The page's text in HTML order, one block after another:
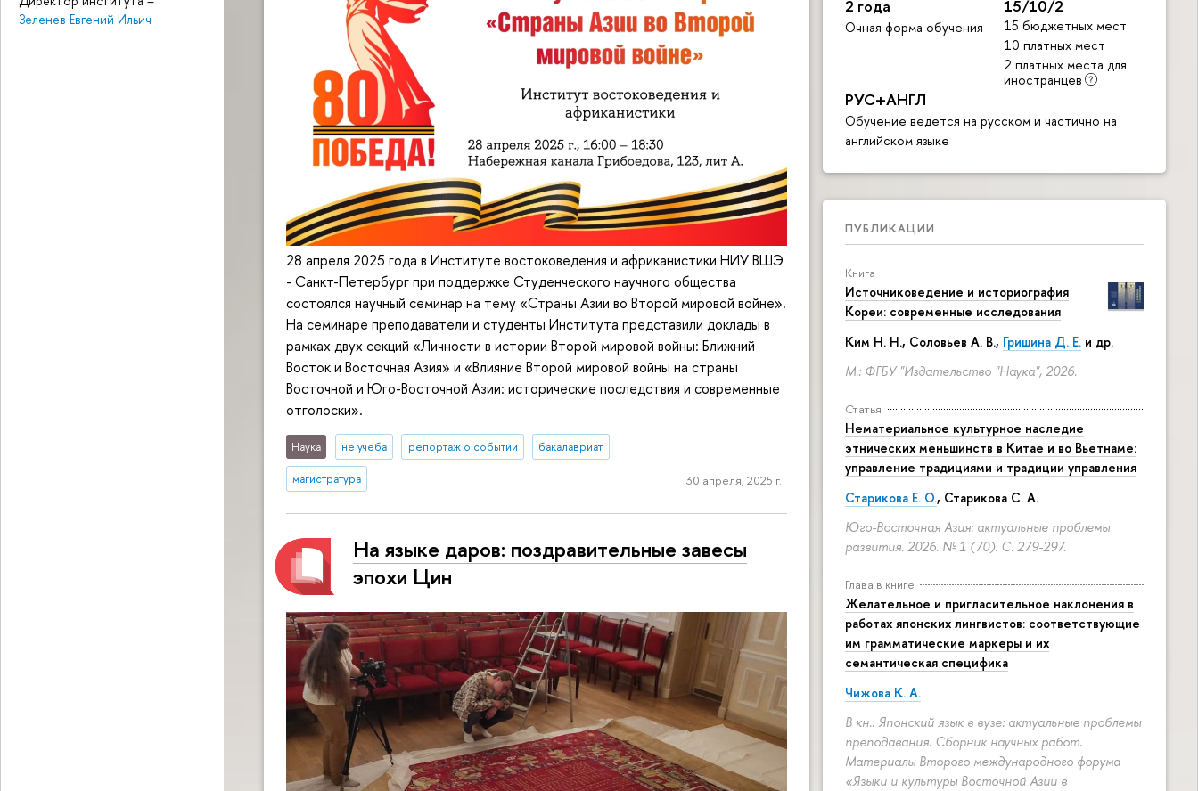
Зеленев Евгений Ильич
2 года
Очная форма обучения
15/10/2
15 бюджетных мест
10 платных мест
2 платных места для
иностранцев
РУС+АНГЛ
Обучение ведется на русском и частично на
английском языке
ПУБЛИКАЦИИ
Книга
Источниковедение и историография
Кореи: современные исследования
Ким Н. Н., Соловьев А. В., Гришина Д. Е. и др.
М.: ФГБУ "Издательство "Наука", 2026.
Статья
Нематериальное культурное наследие
этнических меньшинств в Китае и во Вьетнаме:
управление традициями и традиции управления
Старикова Е. О., Старикова С. А.
Юго-Восточная Азия: актуальные проблемы
развития. 2026. № 1 (70). С. 279-297.
Глава в книге
Желательное и пригласительное наклонения в
работах японских лингвистов: соответствующие
им грамматические маркеры и их
семантическая специфика
Чижова К. А.
В кн.: Японский язык в вузе: актуальные проблемы
преподавания. Сборник научных работ.
Материалы Второго международного форума
«Языки и культуры Восточной Азии в
28 апреля 2025 года в Институте востоковедения и африканистики НИУ ВШЭ
- Санкт-Петербург при поддержке Студенческого научного общества
состоялся научный семинар на тему «Страны Азии во Второй мировой войне».
На семинаре преподаватели и студенты Института представили доклады в
рамках двух секций «Личности в истории Второй мировой войны: Ближний
Восток и Восточная Азия» и «Влияние Второй мировой войны на страны
Восточной и Юго-Восточной Азии: исторические последствия и современные
отголоски».
Наука не учеба репортаж о событии бакалавриат
магистратура 30 апреля, 2025 г.
На языке даров: поздравительные завесы
эпохи Цин